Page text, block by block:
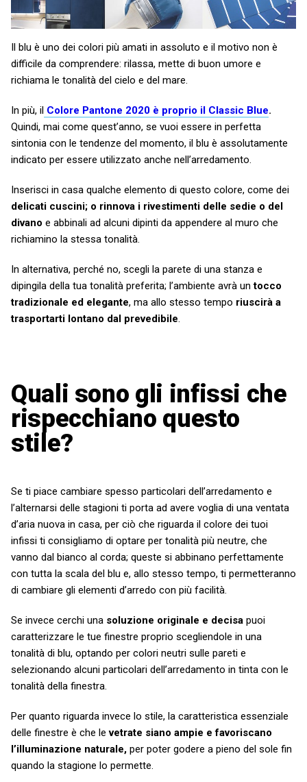
Il blu è uno dei colori più amati in assoluto e il motivo non è
difficile da comprendere: rilassa, mette di buon umore e
richiama le tonalità del cielo e del mare.
In più, il Colore Pantone 2020 è proprio il Classic Blue.
Quindi, mai come quest’anno, se vuoi essere in perfetta
sintonia con le tendenze del momento, il blu è assolutamente
indicato per essere utilizzato anche nell’arredamento.
Inserisci in casa qualche elemento di questo colore, come dei
delicati cuscini; o rinnova i rivestimenti delle sedie o del
divano e abbinali ad alcuni dipinti da appendere al muro che
richiamino la stessa tonalità.
In alternativa, perché no, scegli la parete di una stanza e
dipingila della tua tonalità preferita; l’ambiente avrà untocco
tradizionale ed elegante, ma allo stesso tempo riuscirà a
trasportarti lontano dal prevedibile.
Quali sono gli infissi che
rispecchiano questo
stile?
Se ti piace cambiare spesso particolari dell’arredamento e
l’alternarsi delle stagioni ti porta ad avere voglia di una ventata
d’aria nuova in casa, per ciò che riguarda il colore dei tuoi
infissi ti consigliamo di optare per tonalità più neutre, che
vanno dal bianco al corda; queste si abbinano perfettamente
con tutta la scala del blu e, allo stesso tempo, ti permetteranno
di cambiare gli elementi d’arredo con più facilità.
Se invece cerchi una soluzione originale e decisa puoi
caratterizzare le tue finestre proprio scegliendole in una
tonalità di blu, optando per colori neutri sulle pareti e
selezionando alcuni particolari dell’arredamento in tinta con le
tonalità della finestra.
Per quanto riguarda invece lo stile, la caratteristica essenziale
delle finestre è che levetrate siano ampie e favoriscano
l’illuminazione naturale, per poter godere a pieno del sole fin
quando la stagione lo permette.